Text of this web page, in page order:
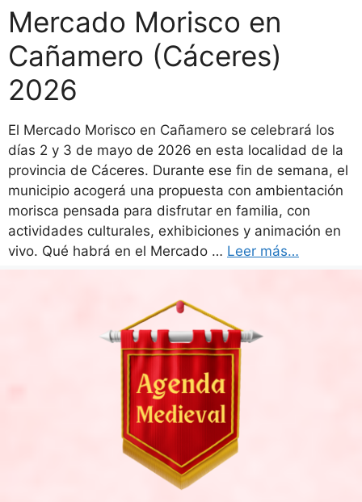
Mercado Morisco en
Cañamero (Cáceres)
2026
El Mercado Morisco en Cañamero se celebrará los
días 2 y 3 de mayo de 2026 en esta localidad de la
provincia de Cáceres. Durante ese fin de semana, el
municipio acogerá una propuesta con ambientación
morisca pensada para disfrutar en familia, con
actividades culturales, exhibiciones y animación en
vivo. Qué habrá en el Mercado … Leer más…